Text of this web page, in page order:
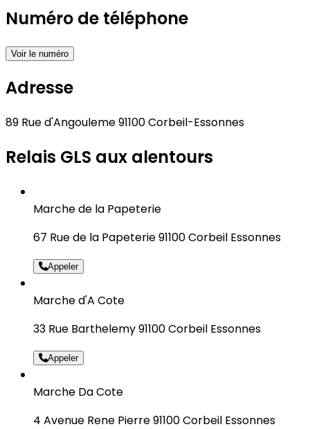
Numéro de téléphone
Voir le numéro
Adresse
89 Rue d'Angouleme 91100 Corbeil-Essonnes
Relais GLS aux alentours
Marche de la Papeterie
67 Rue de la Papeterie 91100 Corbeil Essonnes
Appeler
Marche d'A Cote
33 Rue Barthelemy 91100 Corbeil Essonnes
Appeler
Marche Da Cote
4 Avenue Rene Pierre 91100 Corbeil Essonnes